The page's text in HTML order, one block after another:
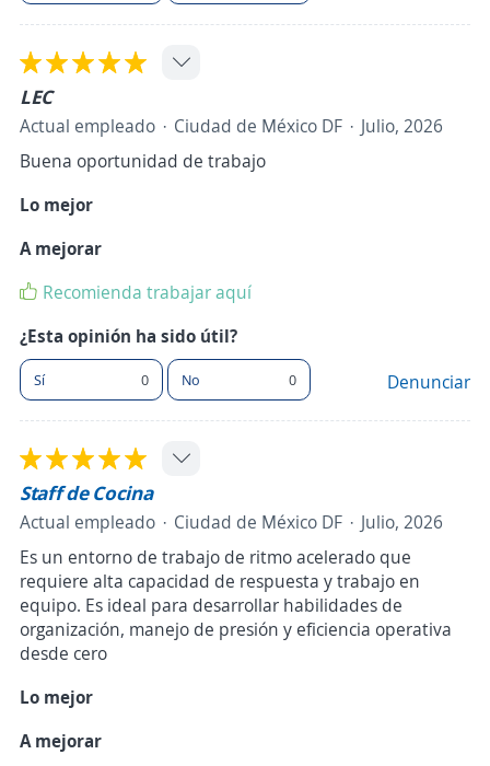
LEC
Actual empleado Ciudad de México DF
Julio, 2026
Buena oportunidad de trabajo
Lo mejor
A mejorar
Recomienda trabajar aquí
¿Esta opinión ha sido útil?
Sí 0 No 0 Denunciar
Staff de Cocina
Actual empleado Ciudad de México DF
Julio, 2026
Es un entorno de trabajo de ritmo acelerado que
requiere alta capacidad de respuesta y trabajo en
equipo. Es ideal para desarrollar habilidades de
organización, manejo de presión y eficiencia operativa
desde cero
Lo mejor
A mejorar